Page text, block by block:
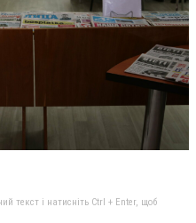
текст і натисніть Ctrl + Enter, щоб